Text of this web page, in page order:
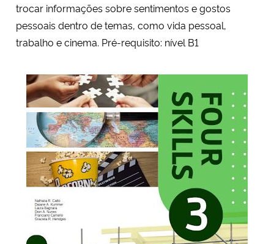
trocar informações sobre sentimentos e gostos
pessoais dentro de temas, como vida pessoal,
trabalho e cinema. Pré-requisito: nível B1